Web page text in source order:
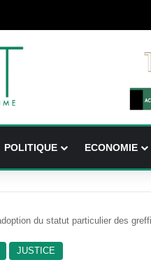
POLITIQUE ECONOMIE
du statut particulier des
JUSTICE